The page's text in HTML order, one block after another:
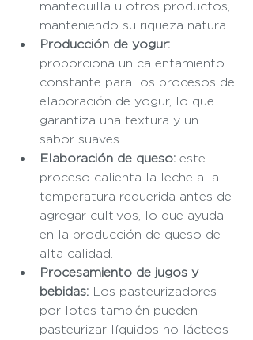
mantequilla u otros productos,
manteniendo su riqueza natural.
Producción de yogur:
proporciona un calentamiento
constante para los procesos de
elaboración de yogur, lo que
garantiza una textura y un
sabor suaves.
Elaboración de queso: este
proceso calienta la leche a la
temperatura requerida antes de
agregar cultivos, lo que ayuda
en la producción de queso de
alta calidad.
Procesamiento de jugos y
bebidas: Los pasteurizadores
por lotes también pueden
pasteurizar líquidos no lácteos